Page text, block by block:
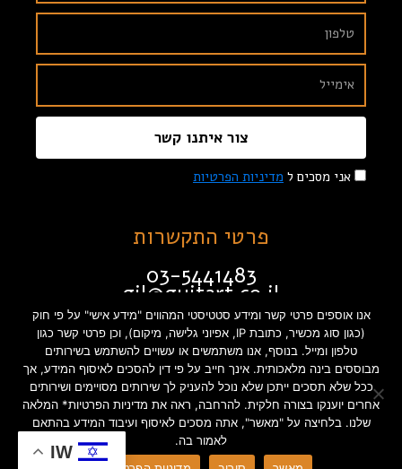
אני מסכים ל מדיניות הפרטיות
צור איתנו קשר
פרטי התקשרות
03-5441483
gil@guitart.co.il
זבוטינסקי 132 תל אביב
תקנון האתר הצהרת נגישות
מדיניות פרטיות
IW
אנו אוספים פרטי קשר ומידע סטטיסטי המהווים "מידע אישי" על פי חוק
(כגון סוג מכשיר, כתובת IP, אפיוני גלישה, מיקום), וכן פרטי קשר כגון
טלפון ומייל. בנוסף, אנו משתמשים או עשויים להשתמש בשירותים
מבוססים בינה מלאכותית. אינך חייב על פי דין להסכים לאיסוף המידע, אך
ככל שלא תסכים ייתכן שלא נוכל להעניק לך שירותים מסויימים ושירותים
אחרים יוענקו בצורה חלקית. להרחבה, ראה את מדיניות הפרטיות* המלאה
שלנו. בלחיצה על "מאשר", אתה מסכים לאיסוף ועיבוד המידע בהתאם
לאמור בה.